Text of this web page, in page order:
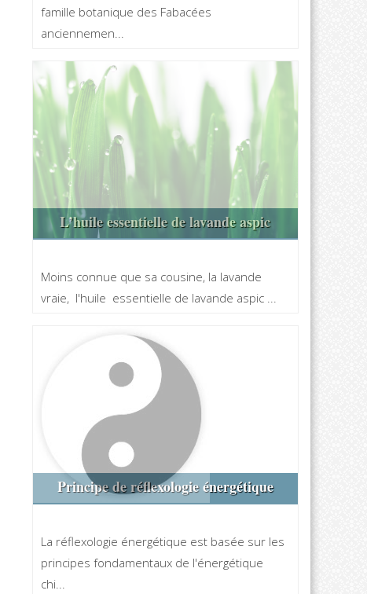
famille botanique des Fabacées
anciennemen...
L’huile essentielle de lavande aspic
Moins connue que sa cousine, la lavande
vraie, l'huile essentielle de lavande aspic ...
Principe de réflexologie énergétique
La réflexologie énergétique est basée sur les
principes fondamentaux de l'énergétique
chi...